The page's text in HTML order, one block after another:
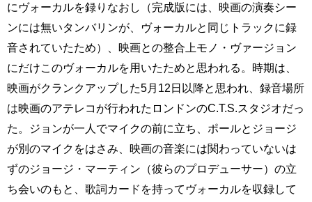
にヴォーカルを録りなおし（完成版には、映画の演奏シー
ンには無いタンバリンが、ヴォーカルと同じトラックに録
音されていたため）、映画との整合上モノ・ヴァージョン
にだけこのヴォーカルを用いたためと思われる。時期は、
映画がクランクアップした5月12日以降と思われ、録音場所
は映画のアテレコが行われたロンドンのC.T.S.スタジオだっ
た。ジョンが一人でマイクの前に立ち、ポールとジョージ
が別のマイクをはさみ、映画の音楽には関わっていないは
ずのジョージ・マーティン（彼らのプロデューサー）の立
ち会いのもと、歌詞カードを持ってヴォーカルを収録して